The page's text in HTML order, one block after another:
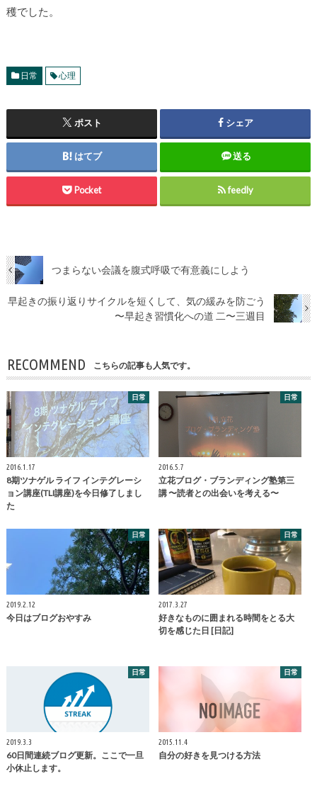
穫でした。
日常 心理
ポスト シェア
はてブ 送る
Pocket feedly
つまらない会議を腹式呼吸で有意義にしよう
早起きの振り返りサイクルを短くして、気の緩みを防ごう
〜早起き習慣化への道 二〜三週目
RECOMMEND こちらの記事も人気です。
日常
2016.1.17
8期ツナゲル ライフ インテグレーシ
ョン講座(TLI講座)を今日修了しまし
た
日常
2016.5.7
立花ブログ・ブランディング塾第三
講 〜読者との出会いを考える〜
日常
2019.2.12
今日はブログおやすみ
日常
2017.3.27
好きなものに囲まれる時間をとる大
切を感じた日 [日記]
日常
2019.3.3
60日間連続ブログ更新。ここで一旦
小休止します。
日常
2015.11.4
自分の好きを見つける方法